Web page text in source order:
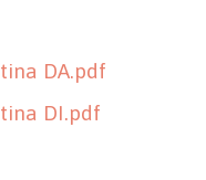
DA.pdf
DI.pdf